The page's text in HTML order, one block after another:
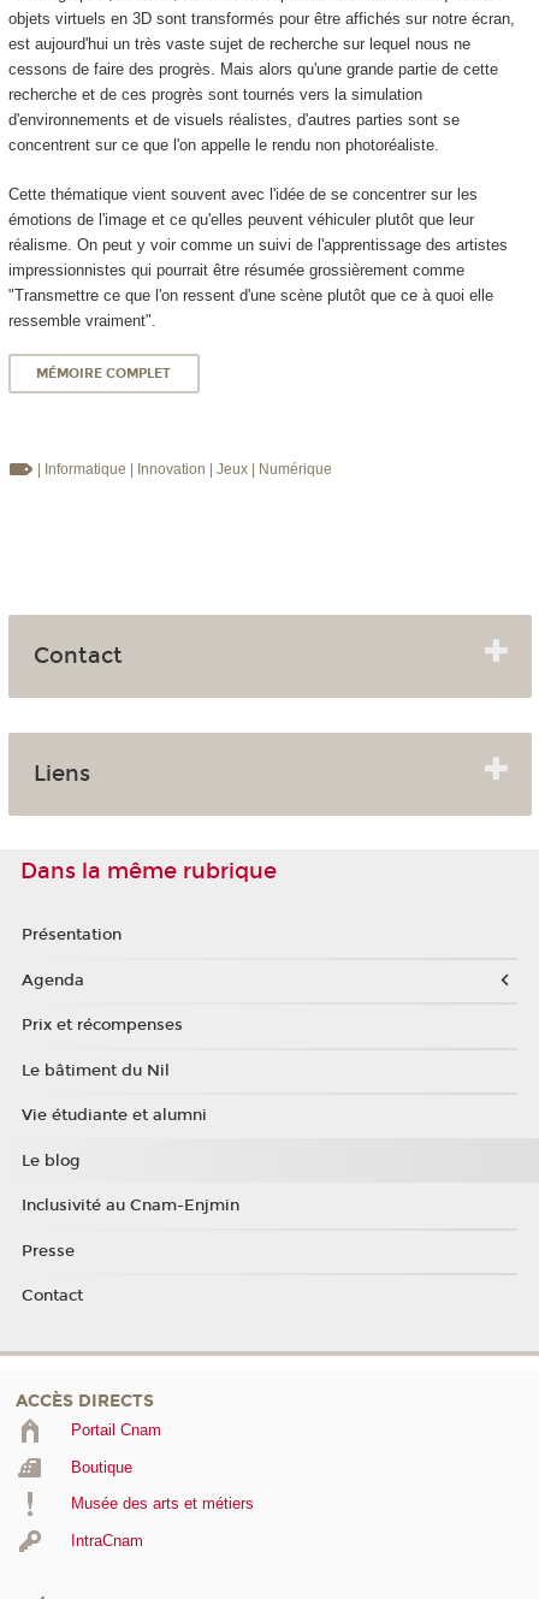
objets virtuels en 3D sont transformés pour être affichés sur notre écran,
est aujourd'hui un très vaste sujet de recherche sur lequel nous ne
cessons de faire des progrès. Mais alors qu'une grande partie de cette
recherche et de ces progrès sont tournés vers la simulation
d'environnements et de visuels réalistes, d'autres parties sont se
concentrent sur ce que l'on appelle le rendu non photoréaliste.
Cette thématique vient souvent avec l'idée de se concentrer sur les
émotions de l'image et ce qu'elles peuvent véhiculer plutôt que leur
réalisme. On peut y voir comme un suivi de l'apprentissage des artistes
impressionnistes qui pourrait être résumée grossièrement comme
"Transmettre ce que l'on ressent d'une scène plutôt que ce à quoi elle
ressemble vraiment".
MÉMOIRE COMPLET
| Informatique | Innovation | Jeux | Numérique
Contact
Liens
Dans la même rubrique
Présentation
Agenda
Prix et récompenses
Le bâtiment du Nil
Vie étudiante et alumni
Le blog
Inclusivité au Cnam-Enjmin
Presse
Contact
ACCÈS DIRECTS
Portail Cnam
Boutique
Musée des arts et métiers
IntraCnam